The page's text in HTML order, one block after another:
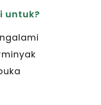
untuk?